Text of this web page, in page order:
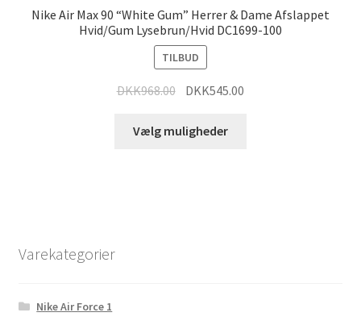
Nike Air Max 90 “White Gum” Herrer & Dame Afslappet
Hvid/Gum Lysebrun/Hvid DC1699-100
TILBUD
DKK968.00 DKK545.00
Vælg muligheder
Varekategorier
Nike Air Force 1